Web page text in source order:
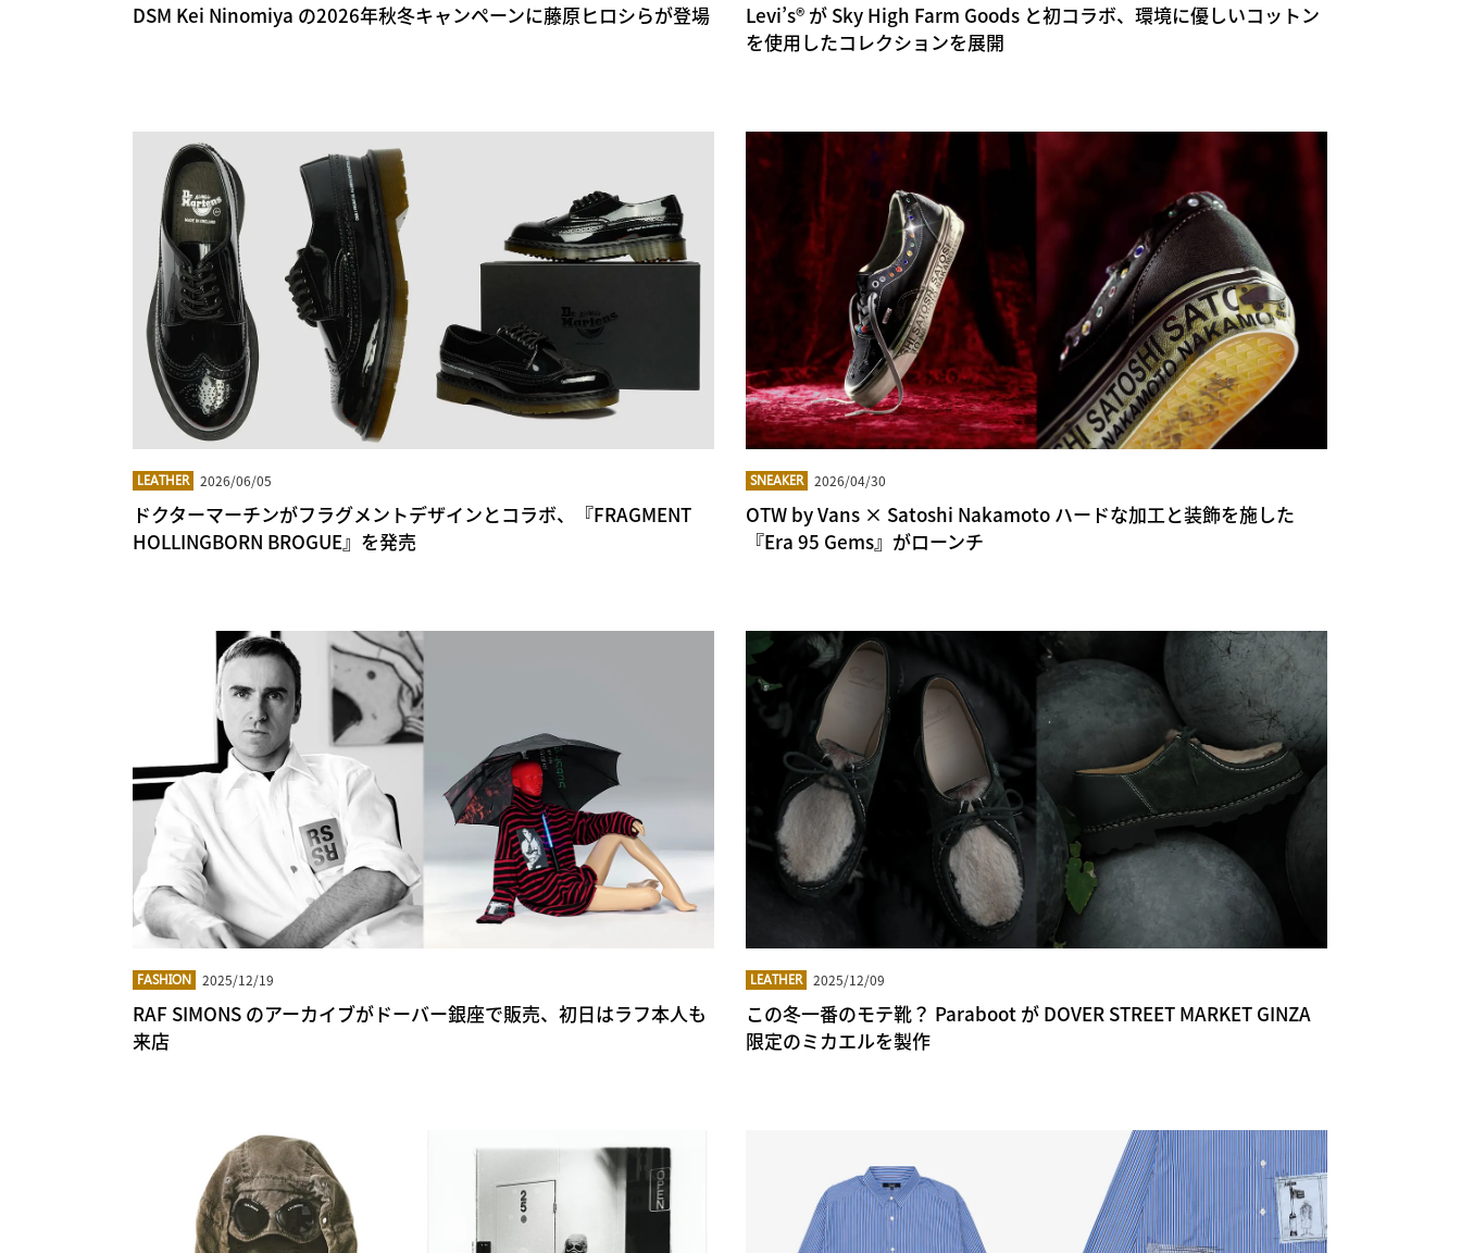
DSM Kei Ninomiya の2026年秋冬キャンペーンに藤原ヒロシらが登場
Levi’s® が Sky High Farm Goods と初コラボ、環境に優しいコットン
を使用したコレクションを展開
LEATHER 2026/06/05
ドクターマーチンがフラグメントデザインとコラボ、『FRAGMENT
HOLLINGBORN BROGUE』を発売
SNEAKER 2026/04/30
OTW by Vans × Satoshi Nakamoto ハードな加工と装飾を施した
『Era 95 Gems』がローンチ
FASHION 2025/12/19
RAF SIMONS のアーカイブがドーバー銀座で販売、初日はラフ本人も
来店
LEATHER 2025/12/09
この冬一番のモテ靴？ Paraboot が DOVER STREET MARKET GINZA
限定のミカエルを製作